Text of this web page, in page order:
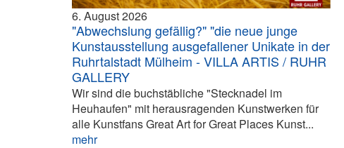
6. August 2026
"Abwechslung gefällig?" "die neue junge
Kunstausstellung ausgefallener Unikate in der
Ruhrtalstadt Mülheim - VILLA ARTIS / RUHR
GALLERY
Wir sind die buchstäbliche "Stecknadel im
Heuhaufen" mit herausragenden Kunstwerken für
alle Kunstfans Great Art for Great Places Kunst...
mehr